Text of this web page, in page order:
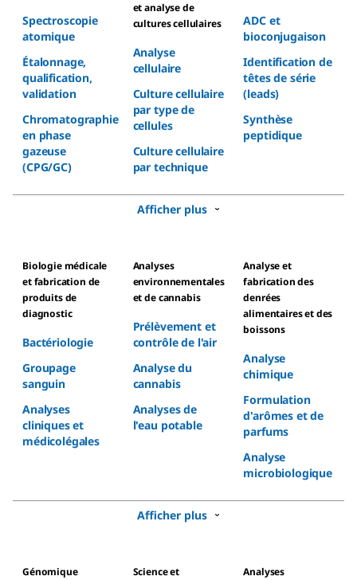
Spectroscopie
atomique
Étalonnage,
qualification,
validation
Chromatographie
en phase
gazeuse
(CPG/GC)
et analyse de
cultures cellulaires
Analyse
cellulaire
Culture cellulaire
par type de
cellules
Culture cellulaire
par technique
ADC et
bioconjugaison
Identification de
têtes de série
(leads)
Synthèse
peptidique
Afficher plus
Biologie médicale
et fabrication de
produits de
diagnostic
Bactériologie
Groupage
sanguin
Analyses
cliniques et
médicolégales
Analyses
environnementales
et de cannabis
Prélèvement et
contrôle de l'air
Analyse du
cannabis
Analyses de
l'eau potable
Analyse et
fabrication des
denrées
alimentaires et des
boissons
Analyse
chimique
Formulation
d'arômes et de
parfums
Analyse
microbiologique
Afficher plus
Génomique
Science et
Analyses